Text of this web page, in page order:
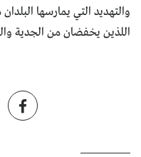
والتهديد التي يمارسها
اللذين يخفضان من الجدية